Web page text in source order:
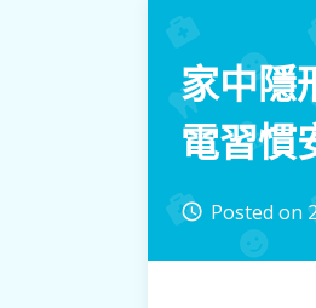
家中隱
電習慣
access_time Posted on